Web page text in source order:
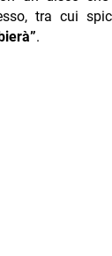
tra cui
.